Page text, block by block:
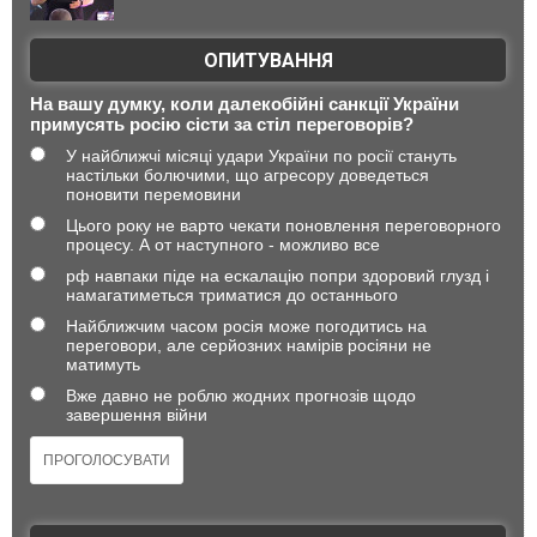
ОПИТУВАННЯ
На вашу думку, коли далекобійні санкції України
примусять росію сісти за стіл переговорів?
У найближчі місяці удари України по росії стануть
настільки болючими, що агресору доведеться
поновити перемовини
Цього року не варто чекати поновлення переговорного
процесу. А от наступного - можливо все
рф навпаки піде на ескалацію попри здоровий глузд і
намагатиметься триматися до останнього
Найближчим часом росія може погодитись на
переговори, але серйозних намірів росіяни не
матимуть
Вже давно не роблю жодних прогнозів щодо
завершення війни